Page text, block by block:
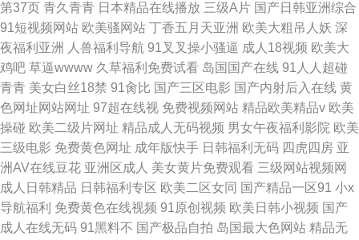
第37页 青久青青 日本精品在线播放 三级A片 国产日韩亚洲综合
91短视频网站 欧美骚网站 丁香五月天亚洲 欧美大粗吊人妖 深
夜福利亚洲
人兽福利导航 91叉叉操小骚逼 成人18视频 欧美大
鸡吧 草逼wwww 久草福利免费试看 岛国国产在线 91人人超碰
青青 美女白丝18禁 91肏比 国产三区电影 国产内射后入在线 黄
色网址网站网址 97超在线视 免费视频网站 精品欧美精品v 欧美
操碰 欧美二级片网址 精品成人无码视频 男女午夜福利影院 欧美
三级电影 免费黄色网址 成年版快手 日韩福利无码 四虎四房 亚
洲AV在线豆花 亚洲区成人 美女黄片免费观看 三级网站视频网
成人日韩精品 日韩福利专区 欧美二区女同 国产精品一区91 小x
导航福利 免费黄色在线视频 91原创视频 欧美日韩小视频 国产
成人在线无码 91黑料不 国产极品自拍 岛国最大色网站 精品无